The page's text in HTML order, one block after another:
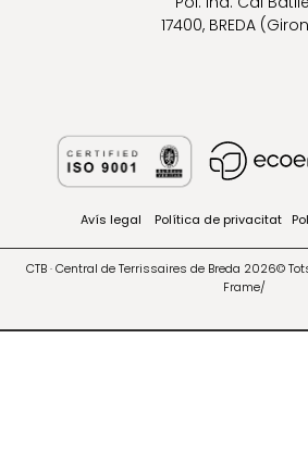
17400, BREDA
Avís legal Política de privacitat
CTB · Central de Terrissaires de Breda 2026©
Frame/